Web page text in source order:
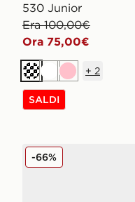
530 Junior
Era 100,00€
Ora 75,00€
CremaBianco
Rosa
+ 2
SALDI
Fila RGB Run Junior
-66%